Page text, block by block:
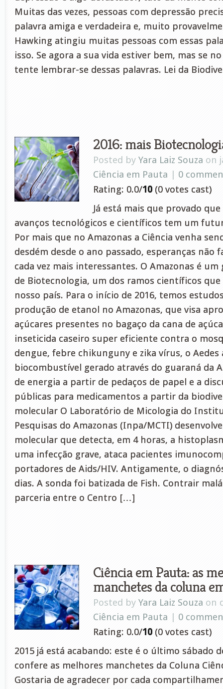
Muitas das vezes, pessoas com depressão
palavra amiga e verdadeira e, muito
Hawking atingiu muitas pessoas com essas
isso. Se agora a sua vida estiver bem, mas se
tente lembrar-se dessas palavras. Lei da
2016: mais
Posted by Yara Laiz Souza on
Ciência em Pauta | 0
Rating: 0.0/10 (0 votes cast)
Já está mais que provado
avanços tecnológicos e científicos tem um
Por mais que no Amazonas a Ciência venha
desdém desde o ano passado, esperanças não
cada vez mais interessantes. O Amazonas é
de Biotecnologia, um dos ramos científicos
nosso país. Para o início de 2016, temos
produção de etanol no Amazonas, que visa
açúcares presentes no bagaço da cana de
inseticida caseiro super eficiente contra o
dengue, febre chikunguny e zika vírus, o Aedes
biocombustível gerado através do guaraná da
de energia a partir de pedaços de papel e a
públicas para medicamentos a partir da
molecular O Laboratório de Micologia do
Pesquisas do Amazonas (Inpa/MCTI)
molecular que detecta, em 4 horas, a
uma infecção grave, ataca pacientes
portadores de Aids/HIV. Antigamente, o
dias. A sonda foi batizada de Fish. Contrair
parceria entre o Centro […]
Ciência em Pauta: as
manchetes da coluna
Posted by Yara Laiz Souza on
Ciência em Pauta | 0
Rating: 0.0/10 (0 votes cast)
2015 já está acabando: este é o último sábado
confere as melhores manchetes da Coluna
Gostaria de agradecer por cada